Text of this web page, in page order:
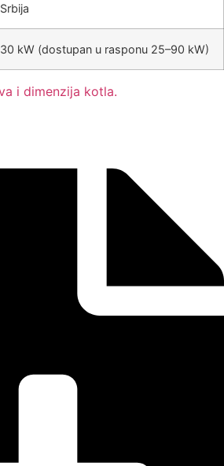
Srbija
30 kW (dostupan u rasponu 25–90 kW)